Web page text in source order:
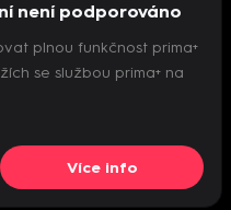
přehrávač
není podporováno
plnou funkčnost prima+
se službou prima+ na
Více info